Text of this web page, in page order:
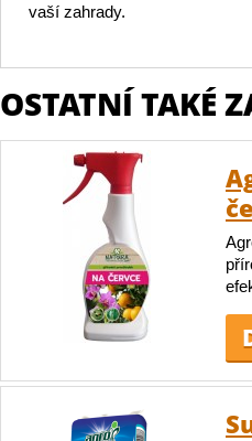
vaší zahrady.
OSTATNÍ TAKÉ